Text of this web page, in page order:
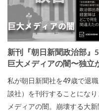
新刊『朝日新聞政治部』
巨大メディアの闇〜独立
私が朝日新聞社を49歳で退
談社）を刊行することにな
メディアの闇。崩壊する大